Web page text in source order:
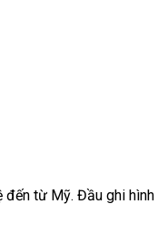
đến từ Mỹ. Đầu ghi hình